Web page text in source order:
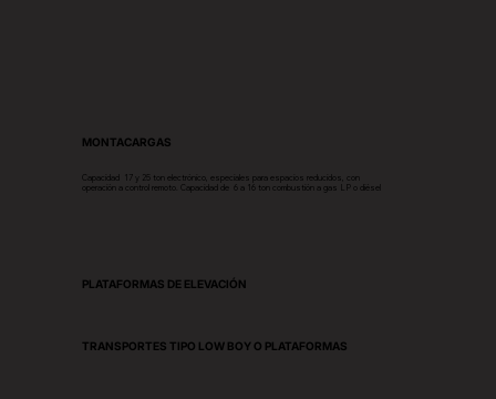
MONTACARGAS
PLATAFORMAS DE ELEVACIÓN
TRANSPORTES TIPO LOW BOY O PLATAFORMAS
Capacidad 17 y 25 ton electrónico, especiales para espacios reducidos, con
operación a control remoto. Capacidad de 6 a 16 ton combustión a gas LP o diésel